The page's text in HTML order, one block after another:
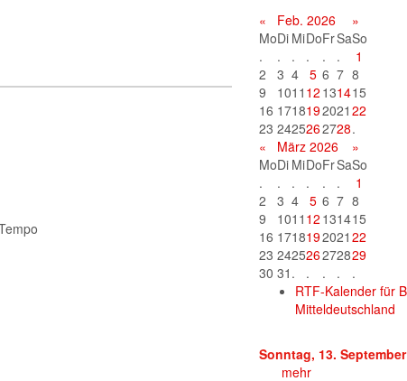
« Feb. 2026
»
MoDi MiDoFrSaSo
.
. . . . .
1
2
3 4 5 6 7 8
9
1011 12 131415
16 1718192021 22
23 2425262728.
«
März 2026
»
MoDi MiDoFrSaSo
.
. . . . .
1
2
3 4 5 6 7 8
9
1011 12 131415
16 1718192021 22
23 242526272829
30 31 . . . .
.
RTF-Kalender für
Mitteldeutschland
Sonntag, 13.
mehr